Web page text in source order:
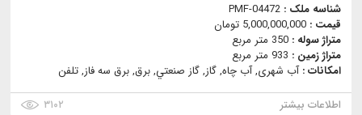
شناسه ملک : PMF-04472
قیمت : 5,000,000,000 تومان
متراژ سوله : 350 متر مربع
متراژ زمین : 933 متر مربع
امکانات :آب شهری, آب چاه, گاز, گاز صنعتي, برق, برق سه فاز, تلفن
اطلاعات بیشتر
۳۱۰۲